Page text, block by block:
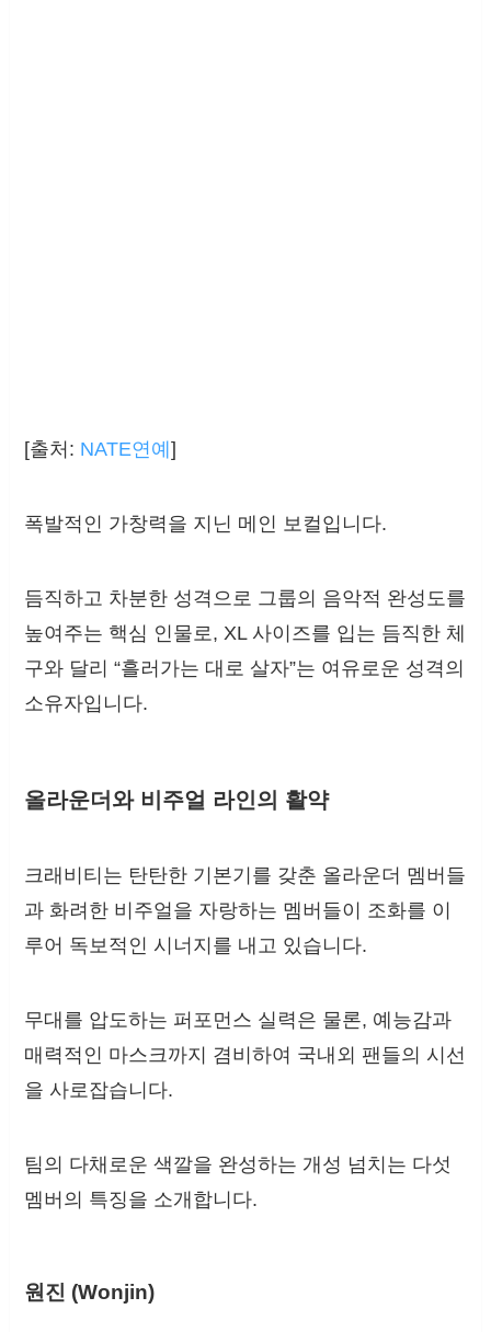
[출처: NATE연예]
폭발적인 가창력을 지닌 메인 보컬입니다.
듬직하고 차분한 성격으로 그룹의 음악적 완성도를
높여주는 핵심 인물로, XL 사이즈를 입는 듬직한 체
구와 달리 “흘러가는 대로 살자”는 여유로운 성격의
소유자입니다.
올라운더와 비주얼 라인의 활약
크래비티는 탄탄한 기본기를 갖춘 올라운더 멤버들
과 화려한 비주얼을 자랑하는 멤버들이 조화를 이
루어 독보적인 시너지를 내고 있습니다.
무대를 압도하는 퍼포먼스 실력은 물론, 예능감과
매력적인 마스크까지 겸비하여 국내외 팬들의 시선
을 사로잡습니다.
팀의 다채로운 색깔을 완성하는 개성 넘치는 다섯
멤버의 특징을 소개합니다.
원진 (Wonjin)